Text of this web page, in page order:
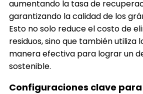
aumentando la tasa de
garantizando la calidad de los
Esto no solo reduce el costo de
residuos, sino que también utiliza
manera efectiva para lograr un
sostenible.
Configuraciones clave